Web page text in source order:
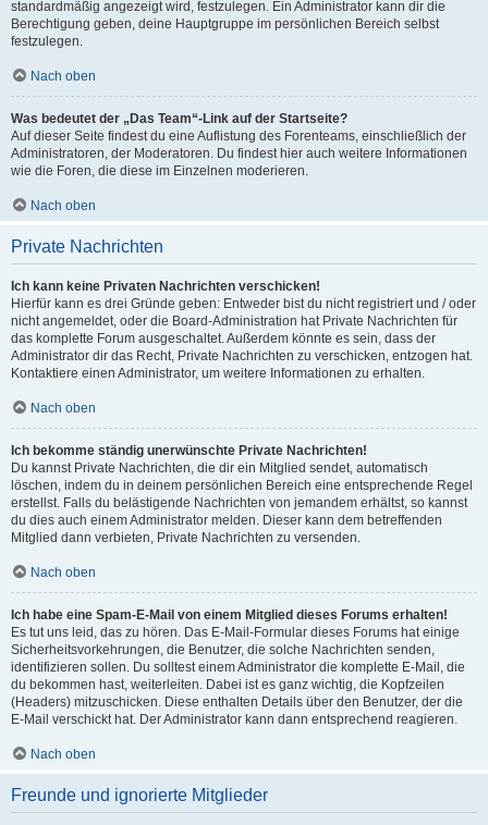
standardmäßig angezeigt wird, festzulegen. Ein Administrator kann dir die
Berechtigung geben, deine Hauptgruppe im persönlichen Bereich selbst
festzulegen.
Nach oben
Was bedeutet der „Das Team“-Link auf der Startseite?
Auf dieser Seite findest du eine Auflistung des Forenteams, einschließlich der
Administratoren, der Moderatoren. Du findest hier auch weitere Informationen
wie die Foren, die diese im Einzelnen moderieren.
Nach oben
Private Nachrichten
Ich kann keine Privaten Nachrichten verschicken!
Hierfür kann es drei Gründe geben: Entweder bist du nicht registriert und / oder
nicht angemeldet, oder die Board-Administration hat Private Nachrichten für
das komplette Forum ausgeschaltet. Außerdem könnte es sein, dass der
Administrator dir das Recht, Private Nachrichten zu verschicken, entzogen hat.
Kontaktiere einen Administrator, um weitere Informationen zu erhalten.
Nach oben
Ich bekomme ständig unerwünschte Private Nachrichten!
Du kannst Private Nachrichten, die dir ein Mitglied sendet, automatisch
löschen, indem du in deinem persönlichen Bereich eine entsprechende Regel
erstellst. Falls du belästigende Nachrichten von jemandem erhältst, so kannst
du dies auch einem Administrator melden. Dieser kann dem betreffenden
Mitglied dann verbieten, Private Nachrichten zu versenden.
Nach oben
Ich habe eine Spam-E-Mail von einem Mitglied dieses Forums erhalten!
Es tut uns leid, das zu hören. Das E-Mail-Formular dieses Forums hat einige
Sicherheitsvorkehrungen, die Benutzer, die solche Nachrichten senden,
identifizieren sollen. Du solltest einem Administrator die komplette E-Mail, die
du bekommen hast, weiterleiten. Dabei ist es ganz wichtig, die Kopfzeilen
(Headers) mitzuschicken. Diese enthalten Details über den Benutzer, der die
E-Mail verschickt hat. Der Administrator kann dann entsprechend reagieren.
Nach oben
Freunde und ignorierte Mitglieder